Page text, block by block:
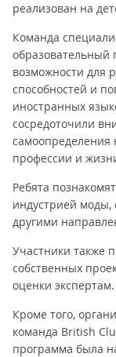
реализован на
Команда
образовательный
возможности для
способностей и
иностранных
сосредоточили
самоопределения
профессии и
Ребята
индустрией моды,
другими
Участники также
собственных
оценки экспертам.
Кроме того,
команда British
программа была